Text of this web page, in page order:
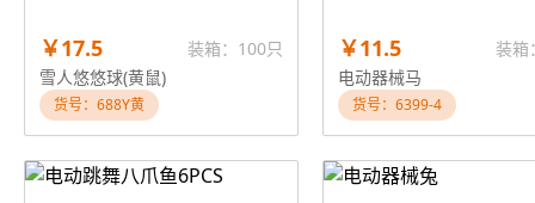
￥17.5
装箱：100只
雪人悠悠球(黄鼠)
货号：688Y黄
￥11.5
装箱
电动器械马
货号：6399-4